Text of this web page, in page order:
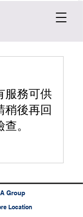
服務可供
稍後再回
。
Group
Location